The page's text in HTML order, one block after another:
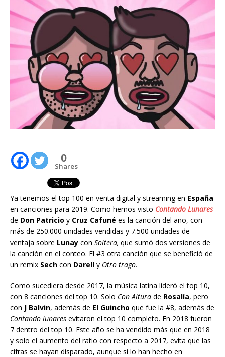
0
Shares
Ya tenemos el top 100 en venta digital y streaming en España
en canciones para 2019. Como hemos visto Contando Lunares
de Don Patricio y Cruz Cafuné es la canción del año, con
más de 250.000 unidades vendidas y 7.500 unidades de
ventaja sobre Lunay con Soltera, que sumó dos versiones de
la canción en el conteo. El #3 otra canción que se benefició de
un remix Sech con Darell y Otro trago.
Como sucediera desde 2017, la música latina lideró el top 10,
con 8 canciones del top 10. Solo Con Altura de Rosalía, pero
con J Balvin, además de El Guincho que fue la #8, además de
Contando lunares evitaron el top 10 completo. En 2018 fueron
7 dentro del top 10. Este año se ha vendido más que en 2018
y solo el aumento del ratio con respecto a 2017, evita que las
cifras se hayan disparado, aunque sí lo han hecho en